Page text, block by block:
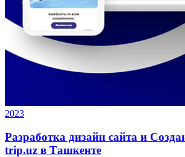
2023
Разработка дизайн сайта и
trip.uz в Ташкенте